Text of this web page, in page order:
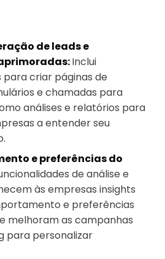
de leads e
Inclui
criar páginas de
e chamadas para
análises e relatórios para
a entender seu
e preferências do
de análise e
às empresas insights
e preferências
melhoram as campanhas
para personalizar